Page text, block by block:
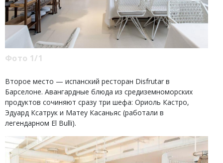
Фото 1/1
Второе место — испанский ресторан Disfrutar в
Барселоне. Авангардные блюда из средиземноморских
продуктов сочиняют сразу три шефа: Ориоль Кастро,
Эдуард Ксатрук и Матеу Касаньяс (работали в
легендарном El Bulli).